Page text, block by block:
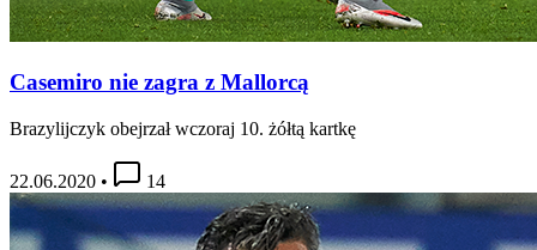
Casemiro nie zagra z Mallorcą
Brazylijczyk obejrzał wczoraj 10. żółtą kartkę
22.06.2020 • 14